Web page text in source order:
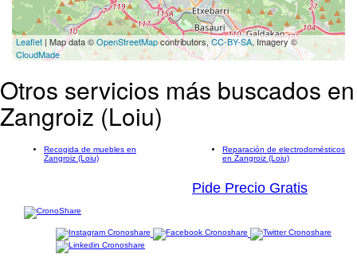
Leaflet | Map data ©OpenStreetMapcontributors,CC-BY-SA, Imagery ©
CloudMade
Otros servicios más buscados en
Zangroiz (Loiu)
Recogida de muebles en
Zangroiz (Loiu)
Reparación de electrodomésticos
en Zangroiz (Loiu)
Pide Precio Gratis